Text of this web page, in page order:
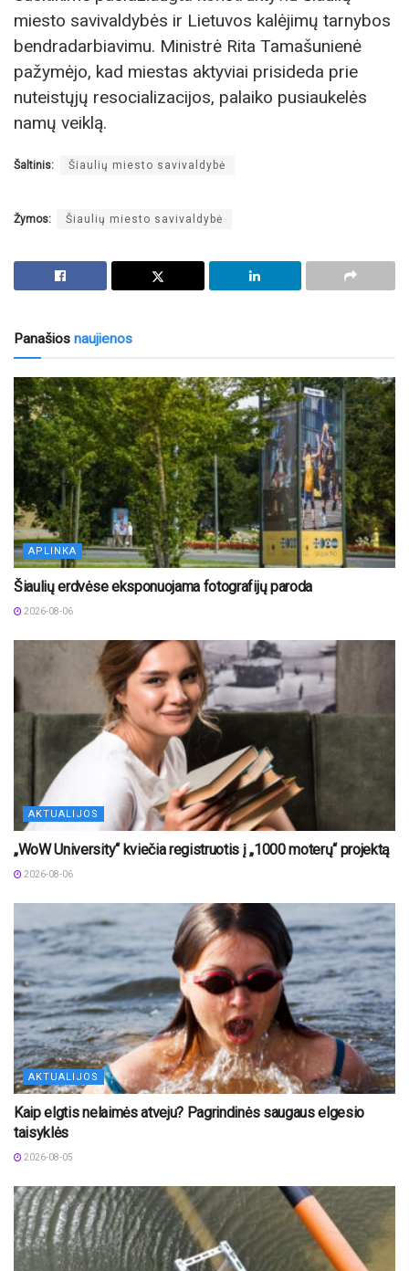
miesto savivaldybės ir Lietuvos kalėjimų tarnybos
bendradarbiavimu. Ministrė Rita Tamašunienė
pažymėjo, kad miestas aktyviai prisideda prie
nuteistųjų resocializacijos, palaiko pusiaukelės
namų veiklą.
Šaltinis: Šiaulių miesto savivaldybė
Žymos: Šiaulių miesto savivaldybė
Panašios naujienos
APLINKA
Šiaulių erdvėse eksponuojama fotografijų paroda
2026-08-06
AKTUALIJOS
„WoW University“ kviečia registruotis į „1000 moterų“ projektą
2026-08-06
AKTUALIJOS
Kaip elgtis nelaimės atveju? Pagrindinės saugaus elgesio
taisyklės
2026-08-05